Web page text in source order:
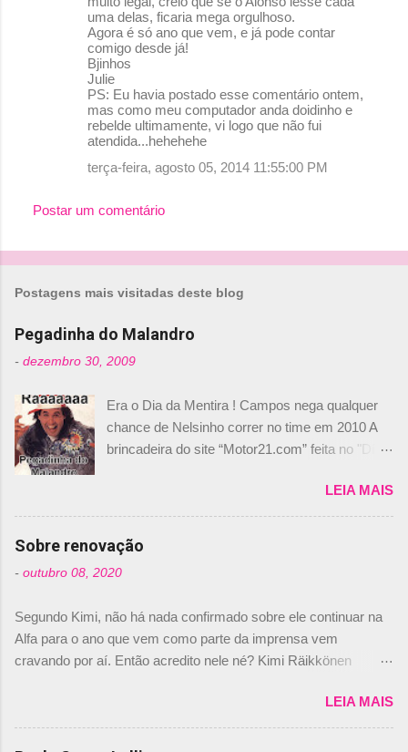
uma delas, ficaria mega orgulhoso.
Agora é só ano que vem, e já pode contar
comigo desde já!
Bjinhos
Julie
PS: Eu havia postado esse comentário ontem,
mas como meu computador anda doidinho e
rebelde ultimamente, vi logo que não fui
atendida...hehehehe
terça-feira, agosto 05, 2014 11:55:00 PM
Postar um comentário
Postagens mais visitadas deste blog
Pegadinha do Malandro
- dezembro 30, 2009
Era o Dia da Mentira ! Campos nega qualquer
chance de Nelsinho correr no time em 2010 A
brincadeira do site “Motor21.com” feita no "Día
de abril –, afirmando que Nelson Piquet havia
comprado 15% das ações da Campos, dando,
com isso, um lugar no time a Nelsinho Piquet,
foi esclarecida de uma vez por todas por
Daniele Audetto, diretor da escuderia. O
não será o companheiro de Bruno Senna em
2010. "Na verdade, nós recebemos uma oferta
de Piquet", admitiu Audetto. “Mas depois de ter
dois brasileiros”, explicou, dizendo ainda que
não tem nada contra o filho do tricampeão
LEIA MAIS
Sobre renovação
- outubro 08, 2020
Segundo Kimi, não há nada confirmado sobre ele continuar na
Alfa para o ano que vem como parte da imprensa vem
cravando por aí. Então acredito nele né? Kimi Räikkönen
truth but I’ve never had an option in my contract so that’s
should, pretty much, tell you that it’s not true." #Kimi7 #EifelGP
#AlfaRomeoRacing pic.twitter.com/77EDVn39Ia — Kimi
LEIA MAIS